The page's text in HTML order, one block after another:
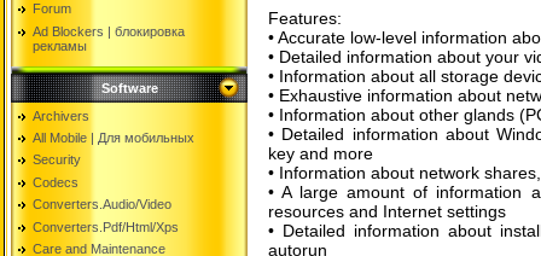
Forum
Ad Blockers | блокировкa
рекламы
Software
Archivers
All Mobile | Для мобильных
Security
Codecs
Converters.Audio/Video
Converters.Pdf/Html/Xps
Care and Maintenance
Features:
• Accurate low-level information
• Detailed information about your
• Information about all storage
• Exhaustive information about
• Information about other glands
• Detailed information about
key and more
• Information about network
• A large amount of information
resources and Internet settings
• Detailed information about
autorun